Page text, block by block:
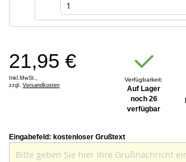
21,95 €
Inkl.MwSt.,
zzgl. Versandkosten
Verfügbarkeit:
Auf Lager
noch 26
verfügbar
Eingabefeld: kostenloser Grußtext